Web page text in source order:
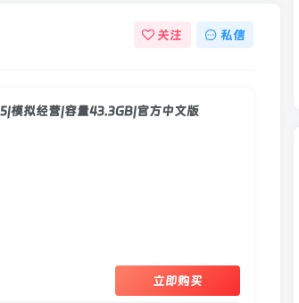
关注 私信
模拟经营|容量43.3GB|官方中文版
立即购买